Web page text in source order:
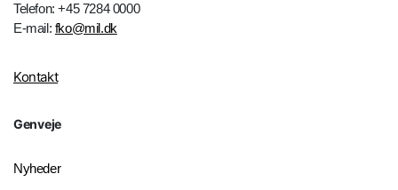
Telefon: +45 7284 0000
E-mail: fko@mil.dk
Kontakt
Genveje
Nyheder